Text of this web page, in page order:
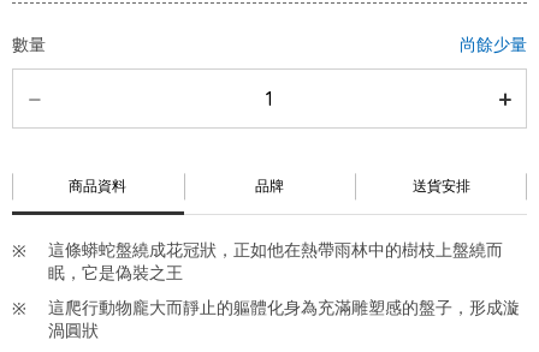
數量 尚餘少量
商品資料 品牌 送貨安排
這條蟒蛇盤繞成花冠狀，正如他在熱帶雨林中的樹枝上盤繞而
眠，它是偽裝之王
這爬行動物龐大而靜止的軀體化身為充滿雕塑感的盤子，形成漩
渦圓狀